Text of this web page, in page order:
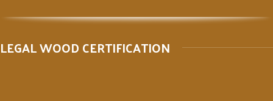
LEGAL WOOD CERTIFICATION